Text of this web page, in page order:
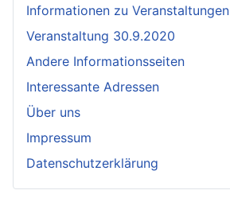
Informationen zu Veranstaltungen
Veranstaltung 30.9.2020
Andere Informationsseiten
Interessante Adressen
Über uns
Impressum
Datenschutzerklärung